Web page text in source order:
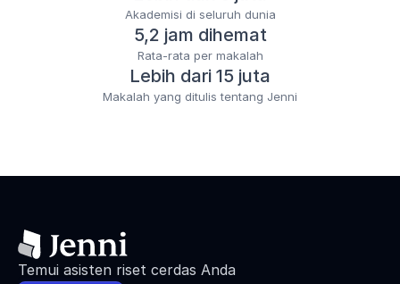
Akademisi di seluruh dunia
5,2 jam dihemat
Rata-rata per makalah
Lebih dari 15 juta
Makalah yang ditulis tentang Jenni
Temui asisten riset cerdas Anda